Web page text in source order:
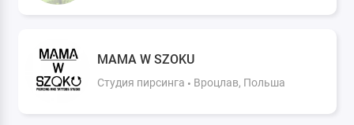
MAMA W SZOKU
Студия пирсинга Вроцлав, Польша